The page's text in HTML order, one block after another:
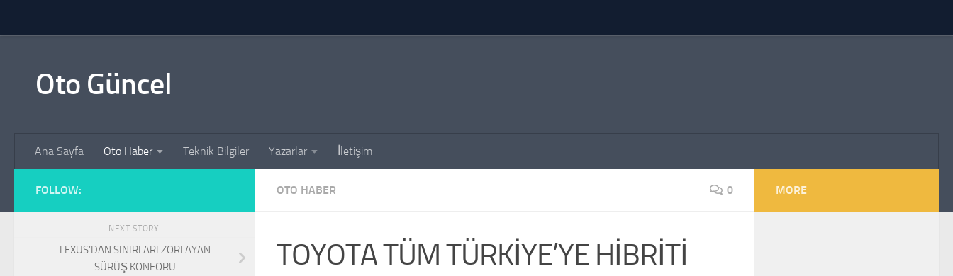
Oto Güncel
Ana Sayfa Oto Haber Teknik Bilgiler Yazarlar İletişim
OTO HABER 0
TOYOTA TÜM TÜRKİYE’YE HİBRİTİ
FOLLOW:
NEXT STORY
LEXUS’DAN SINIRLARI ZORLAYAN
SÜRÜŞ KONFORU
MORE